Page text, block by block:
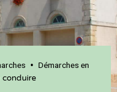
• Démarches en
conduire